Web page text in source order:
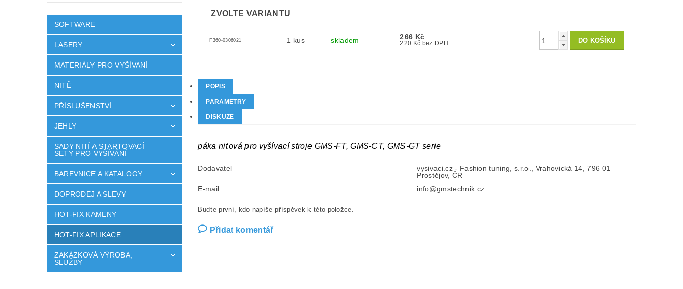
SOFTWARE
LASERY
MATERIÁLY PRO VYŠÍVANÍ
NITĚ
PŘÍSLUŠENSTVÍ
JEHLY
SADY NITÍ A STARTOVACÍ
SETY PRO VYŠÍVÁNÍ
BAREVNICE A KATALOGY
DOPRODEJ A SLEVY
HOT-FIX KAMENY
HOT-FIX APLIKACE
ZAKÁZKOVÁ VÝROBA,
SLUŽBY
ZVOLTE VARIANTU
F360-0306021 1 kus skladem 266 Kč
220 Kč bez DPH
POPIS
PARAMETRY
DISKUZE
páka niťová pro vyšívací stroje GMS-FT, GMS-CT, GMS-GT serie
Dodavatel
vysivaci.cz - Fashion tuning, s.r.o., Vrahovická 14, 796 01
Prostějov, ČR
E-mail
info@gmstechnik.cz
Buďte první, kdo napíše příspěvek k této položce.
Přidat komentář